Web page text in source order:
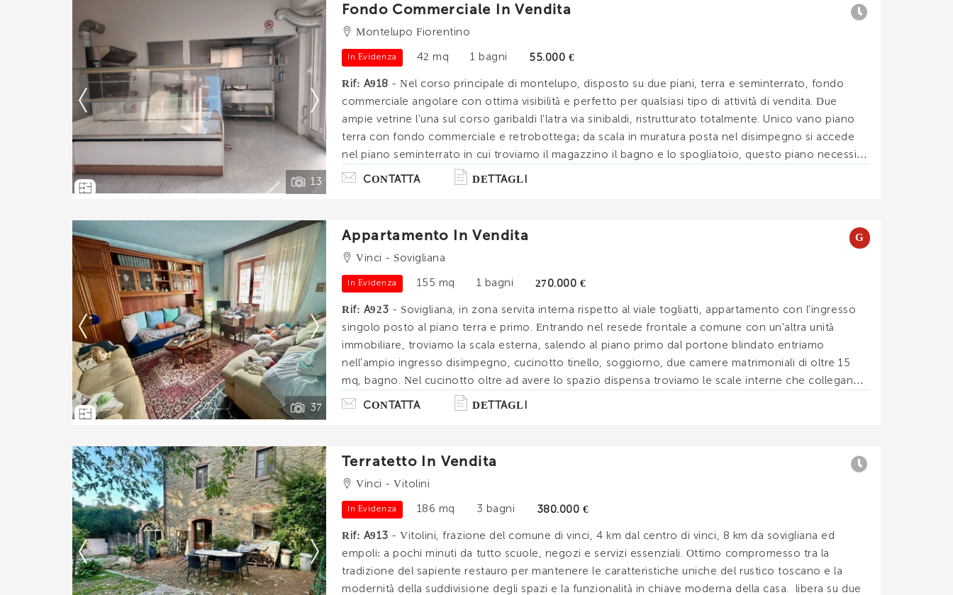
13
Ti interessa?
Contatta
--------------------
Vedi tutti i dettagli
Fondo Commerciale In Vendita
Montelupo Fiorentino
In Evidenza 42 mq 1 bagni 55.000 €
Rif: A918 - Nel corso principale di montelupo, disposto su due piani, terra e seminterrato, fondo
commerciale angolare con ottima visibilità e perfetto per qualsiasi tipo di attività di vendita. Due
ampie vetrine l'una sul corso garibaldi l'latra via sinibaldi, ristrutturato totalmente. Unico vano piano
terra con fondo commerciale e retrobottega; da scala in muratura posta nel disimpegno si accede
nel piano seminterrato in cui troviamo il magazzino il bagno e lo spogliatoio, questo piano necessita
di opere di manutenzione. Mq totali 42. La zona centrali. . .
CONTATTA DETTAGLI
37
Ti interessa?
Contatta
--------------------
Vedi tutti i dettagli
Appartamento In Vendita
G
Vinci - Sovigliana
In Evidenza 155 mq 1 bagni 270.000 €
Rif: A923 - Sovigliana, in zona servita interna rispetto al viale togliatti, appartamento con l'ingresso
singolo posto al piano terra e primo. Entrando nel resede frontale a comune con un'altra unità
immobiliare, troviamo la scala esterna, salendo al piano primo dal portone blindato entriamo
nell'ampio ingresso disimpegno, cucinotto tinello, soggiorno, due camere matrimoniali di oltre 15
mq, bagno. Nel cucinotto oltre ad avere lo spazio dispensa troviamo le scale interne che collegano
direttamente al piano terra composto dal garage e locale di sgombero. . .
CONTATTA DETTAGLI
Ti interessa?
Contatta
--------------------
Vedi tutti i dettagli
Terratetto In Vendita
Vinci - Vitolini
In Evidenza 186 mq 3 bagni 380.000 €
Rif: A913 - Vitolini, frazione del comune di vinci, 4 km dal centro di vinci, 8 km da sovigliana ed
empoli: a pochi minuti da tutto scuole, negozi e servizi essenziali. Ottimo compromesso tra la
tradizione del sapiente restauro per mantenere le caratteristiche uniche del rustico toscano e la
modernità della suddivisione degli spazi e la funzionalità in chiave moderna della casa. libera su due